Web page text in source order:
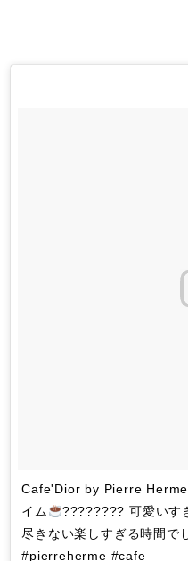
Cafe'Dior by Pierre
イム
???????? 可愛いす
尽きない楽しすぎる時間
#pierreherme #cafe